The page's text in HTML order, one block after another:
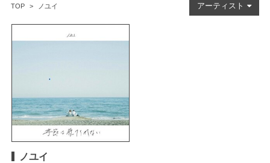
TOP ノユイ アーティスト
ノユイ